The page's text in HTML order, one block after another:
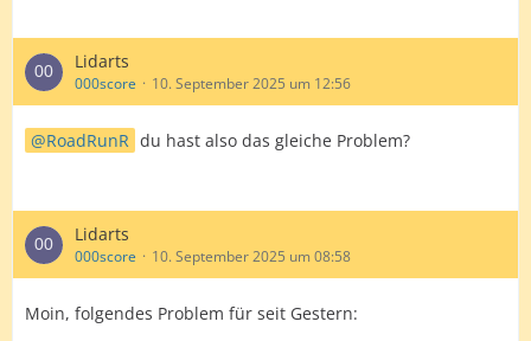
Lidarts
000score 10. September 2025 um 12:56
RoadRunR du hast also das gleiche Problem?
Lidarts
000score 10. September 2025 um 08:58
Moin, folgendes Problem für seit Gestern: